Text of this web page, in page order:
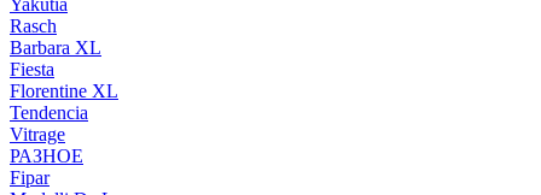
Yakutia
Rasch
Barbara XL
Fiesta
Florentine XL
Tendencia
Vitrage
РАЗНОЕ
Fipar